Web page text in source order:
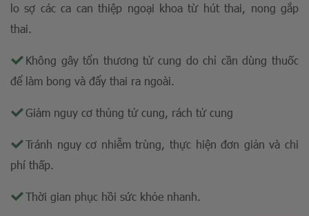
lo sợ các ca can thiệp ngoại khoa từ hút thai, nong gắp
thai.
Không gây tổn thương tử cung do chỉ cần dùng thuốc
để làm bong và đẩy thai ra ngoài.
Giảm nguy cơ thủng tử cung, rách tử cung
Tránh nguy cơ nhiễm trùng, thực hiện đơn giản và chi
phí thấp.
Thời gian phục hồi sức khỏe nhanh.